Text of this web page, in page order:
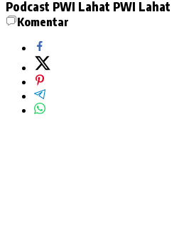
Podcast PWI Lahat PWI Lahat
Komentar